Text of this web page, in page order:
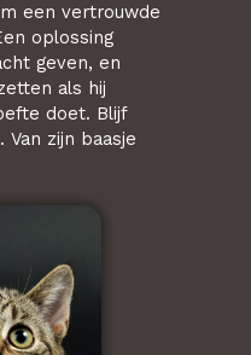
een vertrouwde
oplossing
geven, en
als hij
doet. Blijf
zijn baasje